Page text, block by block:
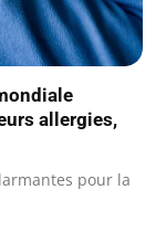
allergies,
pour la